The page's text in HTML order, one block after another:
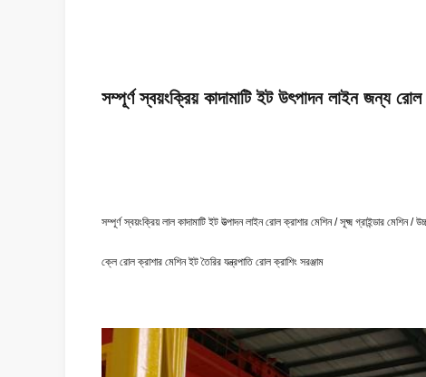
সম্পূর্ণ স্বয়ংক্রিয় কাদামাটি ইট উৎপাদন লাইন জন্য রোল
সম্পূর্ণ স্বয়ংক্রিয় লাল কাদামাটি ইট উত্পাদন লাইন রোল ক্রাশার মেশিন / সূক্ষ্ম গ্রাইন্ডার মেশিন /
ক্লে রোল ক্রাশার মেশিন ইট তৈরির যন্ত্রপাতি রোল ক্রাশিং সরঞ্জাম